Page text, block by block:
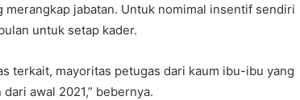
jabatan. Untuk nomimal insentif sendiri
untuk setap kader.
terkait, mayoritas petugas dari kaum ibu-ibu yang
awal 2021,” bebernya.